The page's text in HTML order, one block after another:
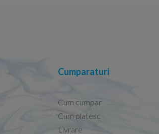
Cumparaturi
Cum cumpar
Cum platesc
Livrare